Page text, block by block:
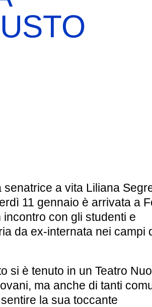
senatrice a vita Liliana
11 gennaio è arrivata a
con gli studenti e
da ex-internata nei campi
si è tenuto in un Teatro
ma anche di tanti
la sua toccante